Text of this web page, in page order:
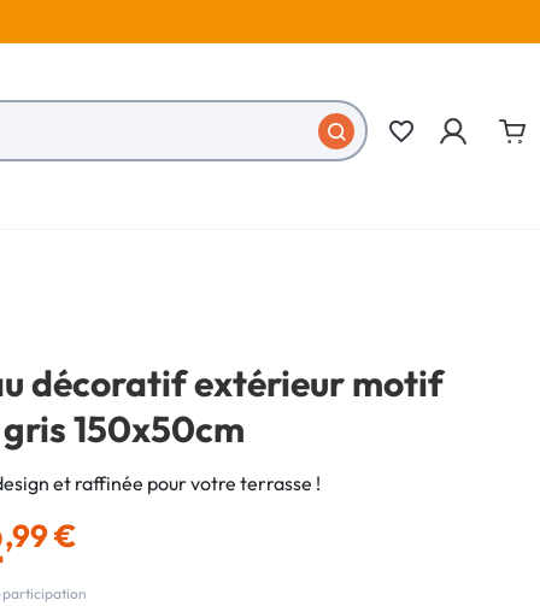
favorite_border
décoratif extérieur motif
150x50cm
et raffinée pour votre terrasse !
,99 €